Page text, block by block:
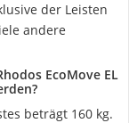
der Leisten
andere
EcoMove EL
beträgt 160 kg.